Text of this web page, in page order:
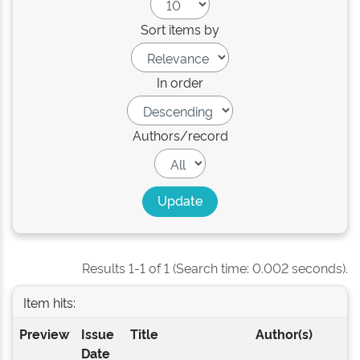
Sort items by
In order
Authors/record
Results 1-1 of 1 (Search time: 0.002 seconds).
Item hits:
Preview
Issue
Date
Title Author(s)